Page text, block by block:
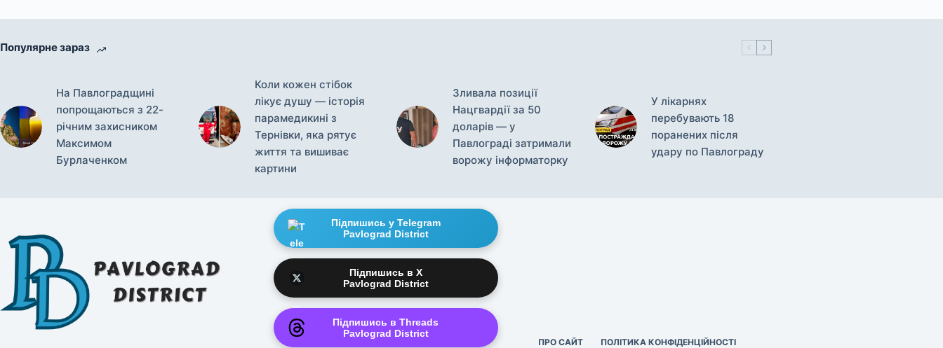
Популярне зараз
На Павлоградщині
попрощаються з 22-
річним захисником
Максимом
Бурлаченком
Коли кожен стібок
лікує душу — історія
парамедикині з
Тернівки, яка рятує
життя та вишиває
картини
Зливала позиції
Нацгвардії за 50
доларів — у
Павлограді затримали
ворожу інформаторку
У лікарнях
перебувають 18
поранених після
удару по Павлограду
Підпишись у Telegram
Pavlograd District
Підпишись в X
Pavlograd District
Підпишись в Threads
Pavlograd District
ПРО САЙТ
ПОЛІТИКА КОНФІДЕНЦІЙНОСТІ